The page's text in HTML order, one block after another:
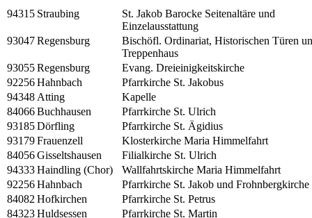
94315 Straubing
St. Jakob Barocke Seitenaltäre und
Einzelausstattung
93047Regensburg
Bischöfl. Ordinariat, Historischen Türen
Treppenhaus
93055Regensburg
Evang. Dreieinigkeitskirche
92256Hahnbach
Pfarrkirche St. Jakobus
94348 Atting
Kapelle
84066Buchhausen
Pfarrkirche St. Ulrich
93185Dörfling
Pfarrkirche St. Ägidius
93179Frauenzell
Klosterkirche Maria Himmelfahrt
84056Gisseltshausen
Filialkirche St. Ulrich
94333Haindling (Chor)
Wallfahrtskirche Maria Himmelfahrt
92256Hahnbach
Pfarrkirche St. Jakob und Frohnbergkirche
84082 Hofkirchen
Pfarrkirche St. Petrus
84323Huldsessen
Pfarrkirche St. Martin